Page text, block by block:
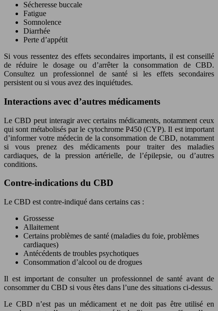
Sécheresse buccale
Fatigue
Somnolence
Diarrhée
Perte d’appétit
Si vous ressentez des effets secondaires importants, il est conseillé
de réduire le dosage ou d’arrêter la consommation de CBD.
Consultez un professionnel de santé si les effets secondaires
persistent ou si vous avez des inquiétudes.
Interactions avec d’autres médicaments
Le CBD peut interagir avec certains médicaments, notamment ceux
qui sont métabolisés par le cytochrome P450 (CYP). Il est important
d’informer votre médecin de la consommation de CBD, notamment
si vous prenez des médicaments pour traiter des maladies
cardiaques, de la pression artérielle, de l’épilepsie, ou d’autres
conditions.
Contre-indications du CBD
Le CBD est contre-indiqué dans certains cas :
Grossesse
Allaitement
Certains problèmes de santé (maladies du foie, problèmes
cardiaques)
Antécédents de troubles psychotiques
Consommation d’alcool ou de drogues
Il est important de consulter un professionnel de santé avant de
consommer du CBD si vous êtes dans l’une des situations ci-dessus.
Le CBD n’est pas un médicament et ne doit pas être utilisé en